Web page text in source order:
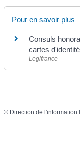
Pour en savoir plus
Consuls
cartes
Legifrance
© Direction de l'information